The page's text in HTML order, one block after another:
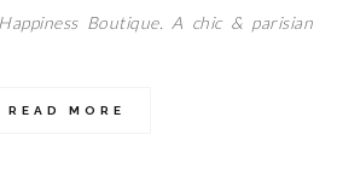
Boutique. A chic & parisian
READ MORE